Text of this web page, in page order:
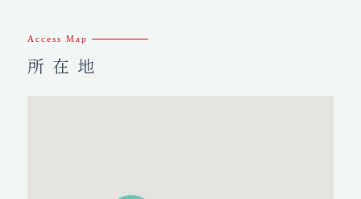
Access Map
所在地